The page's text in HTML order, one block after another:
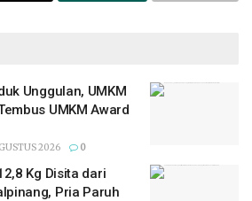
Unggulan, UMKM
UMKM Award
2026 0
Kg Disita dari
Pria Paruh